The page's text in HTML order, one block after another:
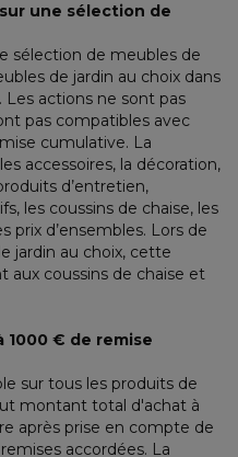
une sélection de
sélection de meubles de
de jardin au choix dans
Les actions ne sont pas
pas compatibles avec
cumulative. La
accessoires, la décoration,
d’entretien,
les coussins de chaise, les
prix d’ensembles. Lors de
jardin au choix, cette
aux coussins de chaise et
1000 € de remise
sur tous les produits de
montant total d'achat à
après prise en compte de
accordées. La